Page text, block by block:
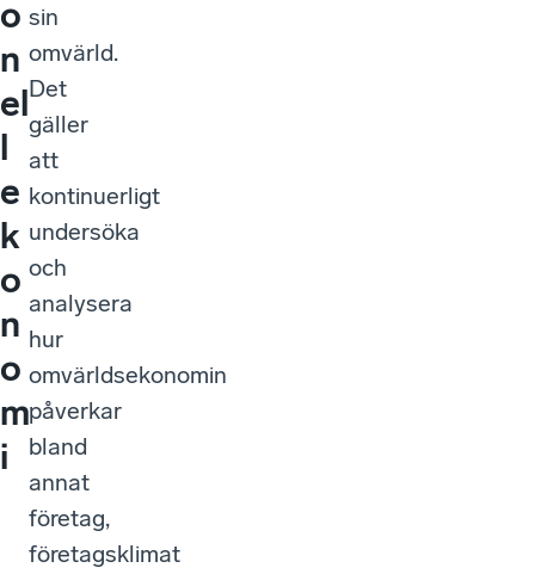
o
n
el
l
e
k
o
n
o
m
i
sin
omvärld.
Det
gäller
att
kontinuerligt
undersöka
och
analysera
hur
omvärldsekonomin
påverkar
bland
annat
företag,
företagsklimat